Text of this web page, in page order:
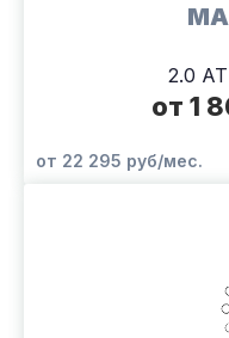
2.0
от 1
от 22 295 руб/мес.